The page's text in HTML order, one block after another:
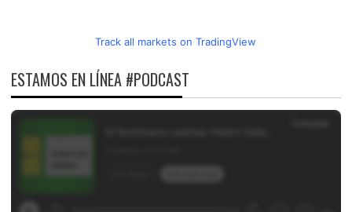
Track all markets on TradingView
ESTAMOS EN LÍNEA #PODCAST